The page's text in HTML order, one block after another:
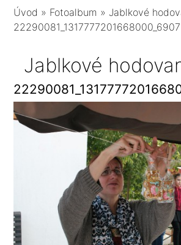
Úvod » Fotoalbum » Jablkové
Jablkové